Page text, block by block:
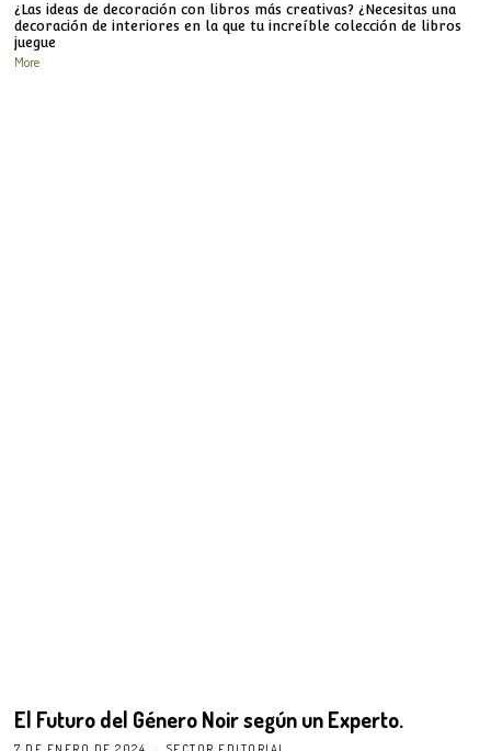
¿Las ideas de decoración con libros más creativas? ¿Necesitas una
decoración de interiores en la que tu increíble colección de libros
juegue
More
El Futuro del Género Noir según un Experto.